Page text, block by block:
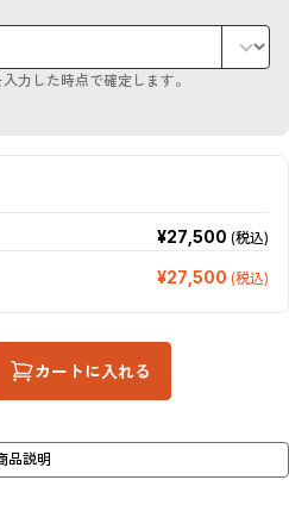
力した時点で確定します。
¥27,500 (税込)
¥27,500 (税込)
カートに入れる
品説明